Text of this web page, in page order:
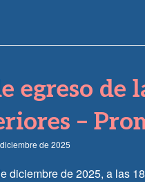
egreso de
–
de 2025
diciembre de 2025, a las